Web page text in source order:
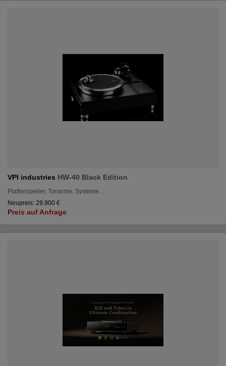
VPI industries HW-40 Black Edition
Plattenspieler, Tonarme, Systeme...
Neupreis: 29.900 €
Preis auf Anfrage